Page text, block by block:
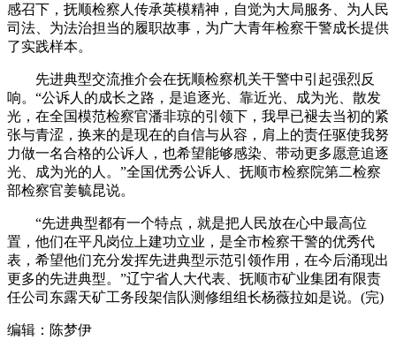
感召下，抚顺检察人传承英模精神，自觉为大局服务、为人民
司法、为法治担当的履职故事，为广大青年检察干警成长提供
了实践样本。
先进典型交流推介会在抚顺检察机关干警中引起强烈反
响。“公诉人的成长之路，是追逐光、靠近光、成为光、散发
光，在全国模范检察官潘非琼的引领下，我早已褪去当初的紧
张与青涩，换来的是现在的自信与从容，肩上的责任驱使我努
力做一名合格的公诉人，也希望能够感染、带动更多愿意追逐
光、成为光的人。”全国优秀公诉人、抚顺市检察院第二检察
部检察官姜毓昆说。
“先进典型都有一个特点，就是把人民放在心中最高位
置，他们在平凡岗位上建功立业，是全市检察干警的优秀代
表，希望他们充分发挥先进典型示范引领作用，在今后涌现出
更多的先进典型。”辽宁省人大代表、抚顺市矿业集团有限责
任公司东露天矿工务段架信队测修组组长杨薇拉如是说。(完)
编辑：陈梦伊